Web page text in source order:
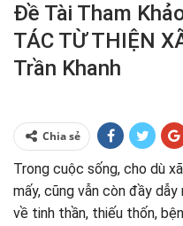
Đề Tài Tham
TÁC TỪ THIỆN
Trần Khanh
Chia sẻ
Trong cuộc sống, cho dù
mấy, cũng vẫn còn đầy
về tinh thần, thiếu thốn,